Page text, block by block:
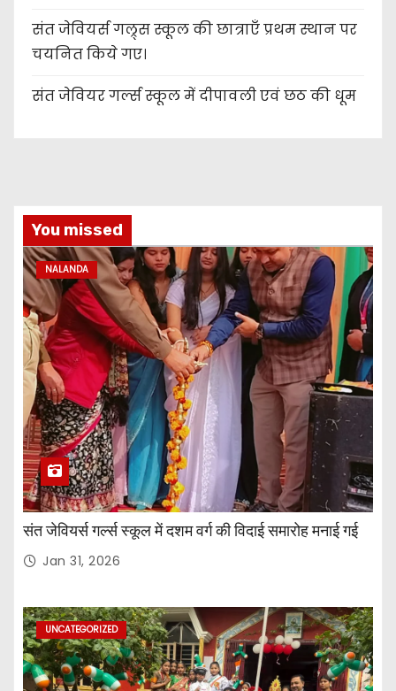
संत जेवियर्स गल्र्स स्कूल की छात्र‌ाएँ प्रथम स्थान पर
चयनित किये गए।
संत जेवियर गर्ल्स स्कूल में दीपावली एवं छठ की धूम
You missed
NALANDA
संत जेवियर्स गर्ल्स स्कूल में दशम वर्ग की विदाई समारोह मनाई गई
Jan 31, 2026
UNCATEGORIZED